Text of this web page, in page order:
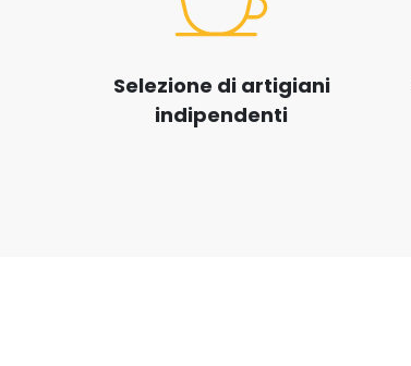
Selezione di artigiani
indipendenti